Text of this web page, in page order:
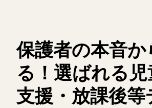
保護者の本音か
る！選ばれる児
支援・放課後等